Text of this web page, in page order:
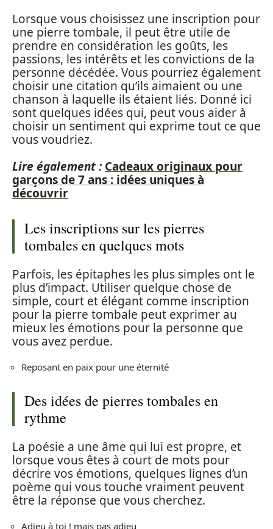
Lorsque vous choisissez une inscription pour
une pierre tombale, il peut être utile de
prendre en considération les goûts, les
passions, les intérêts et les convictions de la
personne décédée. Vous pourriez également
choisir une citation qu’ils aimaient ou une
chanson à laquelle ils étaient liés. Donné ici
sont quelques idées qui, peut vous aider à
choisir un sentiment qui exprime tout ce que
vous voudriez.
Lire également : Cadeaux originaux pour
garçons de 7 ans : idées uniques à
découvrir
Les inscriptions sur les pierres
tombales en quelques mots
Parfois, les épitaphes les plus simples ont le
plus d’impact. Utiliser quelque chose de
simple, court et élégant comme inscription
pour la pierre tombale peut exprimer au
mieux les émotions pour la personne que
vous avez perdue.
Reposant en paix pour une éternité
Des idées de pierres tombales en
rythme
La poésie a une âme qui lui est propre, et
lorsque vous êtes à court de mots pour
décrire vos émotions, quelques lignes d’un
poème qui vous touche vraiment peuvent
être la réponse que vous cherchez.
Adieu à toi ! mais pas adieu